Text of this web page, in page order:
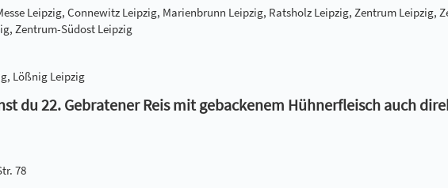
Leipzig, Connewitz Leipzig, Marienbrunn Leipzig, Ratsholz Leipzig, Zentrum Leipzig,
Zentrum-Südost Leipzig
Lößnig Leipzig
du 22. Gebratener Reis mit gebackenem Hühnerfleisch auch
78